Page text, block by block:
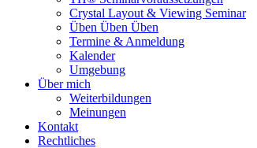
Crystal Layout & Viewing Seminar
Üben Üben Üben
Termine & Anmeldung
Kalender
Umgebung
Über mich
Weiterbildungen
Meinungen
Kontakt
Rechtliches